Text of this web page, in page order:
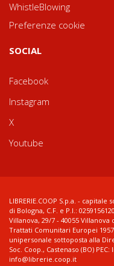
WhistleBlowing
Preferenze cookie
SOCIAL
Facebook
Instagram
X
Youtube
LIBRERIE.COOP S.p.a. -
di Bologna, C.F. e P.I.:
Villanova, 29/7 - 40055 Villanova
Trattati Comunitari Europei
unipersonale sottoposta alla
Soc. Coop., Castenaso (BO)
info@librerie.coop.it